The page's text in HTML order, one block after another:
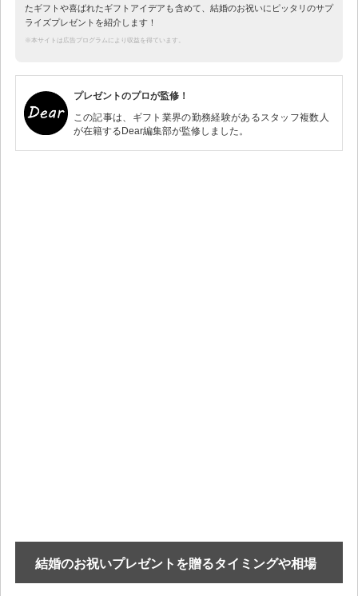
たギフトや喜ばれたギフトアイデアも含めて、結婚のお祝いにピッタリのサプ
ライズプレゼントを紹介します！
※本サイトは広告プログラムにより収益を得ています。
プレゼントのプロが監修！
この記事は、ギフト業界の勤務経験があるスタッフ複数人
が在籍するDear編集部が監修しました。
結婚のお祝いプレゼントを贈るタイミングや相場